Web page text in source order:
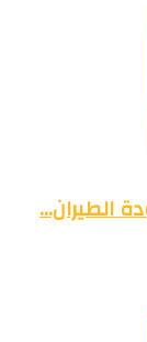
الطيران…